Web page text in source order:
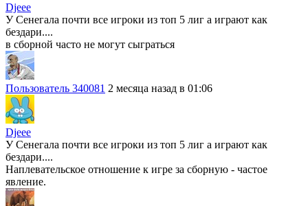
Djeee
У Сенегала почти все игроки из топ 5 лиг а играют как
бездари....
в сборной часто не могут сыграться
Пользователь 340081 2 месяца назад в 01:06
Djeee
У Сенегала почти все игроки из топ 5 лиг а играют как
бездари....
Наплевательское отношение к игре за сборную - частое
явление.